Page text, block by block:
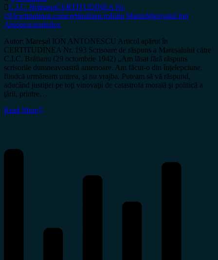
C.I.C. BrătianuCERTITUDINEA Nr.
193certitudinea.comcertitudinea.roIuliu ManiuMareșalul Ion
Antonescuortodox
Autor: Mareșal ION ANTONESCU Articol apărut în
CERTITUDINEA Nr. 193 Scrisoare de răspuns a Mareșalului către
C.I.C. Brătianu (29 octombrie 1942) „Am lăsat fără răspuns
scrisorile dumneavoastră anterioare. Am făcut-o din înţelepciune,
fiindcă urmăream unirea, şi nu vrajba. Puteam să vă răspund,
aducând justiţiei pe toţi vinovaţii de catastrofa morală şi politică a
ţării, printre…
Read More